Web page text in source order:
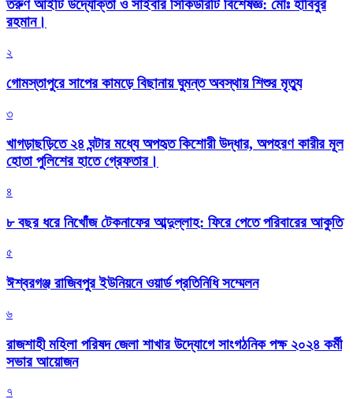
তরুণ আইটি উদ্যোক্তা ও সাইবার সিকিউরিটি বিশেষজ্ঞ: মোঃ হাবিবুর
রহমান।
২
গোমস্তাপুরে সাপের কামড়ে বিছানায় ঘুমন্ত অবস্থায় শিশুর মৃত্যু
৩
খাগড়াছড়িতে ২৪ ঘন্টার মধ্যে অপহৃত কিশোরী উদ্ধার, অপহরণ কারীর মূল
হোতা পুলিশের হাতে গ্রেফতার।
৪
৮ বছর ধরে নিখোঁজ টেকনাফের আব্দুল্লাহ: ফিরে পেতে পরিবারের আকুতি
৫
ঈশ্বরগঞ্জ রাজিবপুর ইউনিয়নে ওয়ার্ড প্রতিনিধি সম্মেলন
৬
রাজশাহী মহিলা পরিষদ জেলা শাখার উদ্যোগে সাংগঠনিক পক্ষ ২০২৪ কর্মী
সভার আয়োজন
৭